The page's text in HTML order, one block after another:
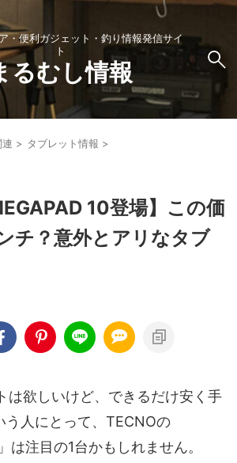
・便利ガジェット・釣り情報発信サイ
ト
るむし情報
> タブレット情報 >
10登場】この価
チ？意外とアリなタブ
は欲しいけど、できるだけ安く手
人にとって、TECNOの
は注目の1台かもしれません。